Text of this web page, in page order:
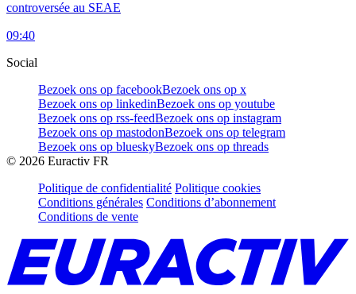
controversée au SEAE
09:40
Social
Bezoek ons op facebookBezoek ons op x
Bezoek ons op linkedinBezoek ons op youtube
Bezoek ons op rss-feedBezoek ons op instagram
Bezoek ons op mastodonBezoek ons op telegram
Bezoek ons op blueskyBezoek ons op threads
© 2026 Euractiv FR
Politique de confidentialité Politique cookies
Conditions générales Conditions d’abonnement
Conditions de vente